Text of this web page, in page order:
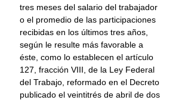
tres meses del salario del trabajador
o el promedio de las participaciones
recibidas en los últimos tres años,
según le resulte más favorable a
éste, como lo establecen el artículo
127, fracción VIII, de la Ley Federal
del Trabajo, reformado en el Decreto
publicado el veintitrés de abril de dos